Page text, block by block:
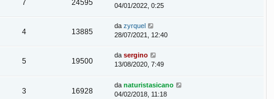
7 24595
04/01/2022, 0:25
4 13885
da zyrquel
28/07/2021, 12:40
5 19500
da sergino
13/08/2020, 7:49
3 16928
da naturistasicano
04/02/2018, 11:18